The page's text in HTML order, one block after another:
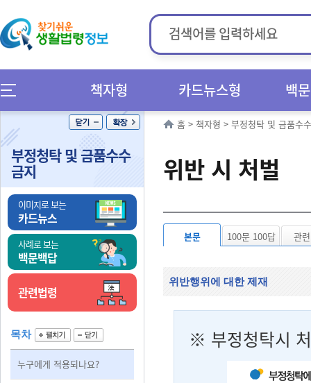
책자형 카드뉴스형 백
부정청탁 및 금품수수
금지
이미지로 보는
카드뉴스
사례로 보는
백문백답
관련법령
목차
누구에게 적용되나요?
홈 > 책자형 > 부정청탁 및 금품수
위반 시 처벌
본문 100문 100답 관
위반행위에 대한 제재
※ 부정청탁시